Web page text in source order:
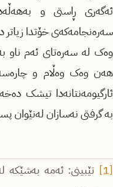
ئەگەری ڕاستی و
سەرەنجامەکەی خۆتدا زیاتر
وەک لە سەرەتای ئەم ناو
هەن وەک وەڵام و
ئارگیومەنتانەدا تیشک
بە گرفتی نەسازان لەنێوان
[1]
تێبینی: ئەمە